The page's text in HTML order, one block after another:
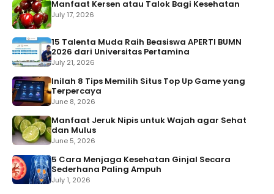
Manfaat Kersen atau Talok Bagi Kesehatan
July 17, 2026
15 Talenta Muda Raih Beasiswa APERTI BUMN
2026 dari Universitas Pertamina
July 21, 2026
Inilah 8 Tips Memilih Situs Top Up Game yang
Terpercaya
June 8, 2026
Manfaat Jeruk Nipis untuk Wajah agar Sehat
dan Mulus
June 5, 2026
5 Cara Menjaga Kesehatan Ginjal Secara
Sederhana Paling Ampuh
July 1, 2026